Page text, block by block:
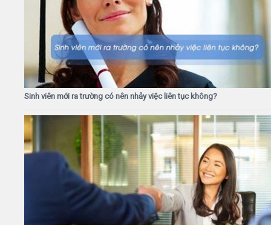
Sinh viên mới ra trường có nên nhảy việc liên tục không?